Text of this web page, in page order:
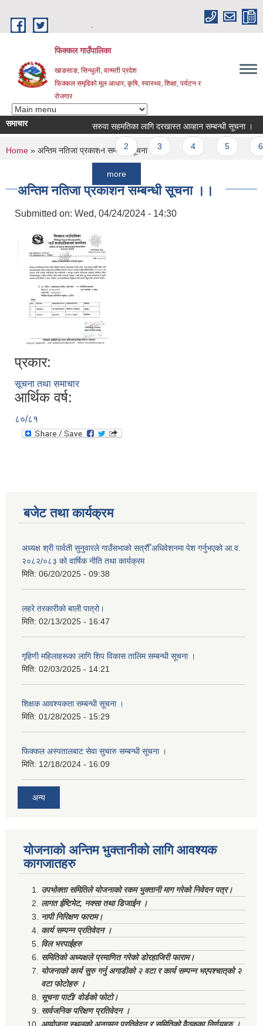
फिक्कल गाउँपालिका
खाङसाङ, सिन्धुली, वाग्मती प्रदेश
फिक्कल समृद्दिको मूल आधार, कृषि, स्वास्थ्य, शिक्षा, पर्यटन र
रोजगार
समाचार सरुवा सहमतिका लागि दरखास्त आव्हान सम्बन्धी सूचना ।
Pages
1 2 3
You are here
Home » अन्तिम नतिजा प्रकाशन सम्बन्धी सूचना ।।
अन्तिम नतिजा प्रकाशन सम्बन्धी सूचना ।।
Submitted on: Wed, 04/24/2024 - 14:30
प्रकार:
सूचना तथा समाचार
आर्थिक वर्ष:
८०/८१
बजेट तथा कार्यक्रम
अध्यक्ष श्री पार्वती सुनुवारले गाउँसभाको सत्रौँ अधिवेशनमा पेश गर्नुभएको आ.व.
२०८२/०८३ को वार्षिक नीति तथा कार्यक्रम
मिति: 06/20/2025 - 09:38
लहरे तरकारीको बाली पात्रो।
मिति: 02/13/2025 - 16:47
गृहिणी महिलाहरूका लागि शिप विकास तालिम सम्बन्धी सूचना ‌।
मिति: 02/03/2025 - 14:21
शिक्षक आवश्यकता सम्बन्धी सूचना ।
मिति: 01/28/2025 - 15:29
फिक्कल अस्पतालबाट सेवा सुचारु सम्बन्धी सूचना ।
मिति: 12/18/2024 - 16:09
अन्य
योजनाको अन्तिम भुक्तानीको लागि आवश्यक
कागजातहरु
उपभोक्ता समितिले योजनाको रकम भुक्तानी माग गरेको निवेदन पत्र।
लागत ईष्टिमेट, नक्सा तथा डिजाईन ।
नापी निरिक्षण फाराम।
कार्य सम्पन्न प्रतिवेदन ।
विल भरपाईहरु
समितिको अध्यक्षले प्रमाणित गरेको डोरहाजिरी फाराम।
योजनाको कार्य सुरु गर्नु अगाडीको २ वटा र कार्य सम्पन्न भएपश्चात्‌को २
वटा फोटोहरु ।
सूचना पाटी/ वोर्डको फोटो।
सार्वजनिक परिक्षण प्रतिवेदन ।
आयोजना स्थलको अनुगमन प्रतिवेदन र समितिको वैठकका निर्णयहरु ।